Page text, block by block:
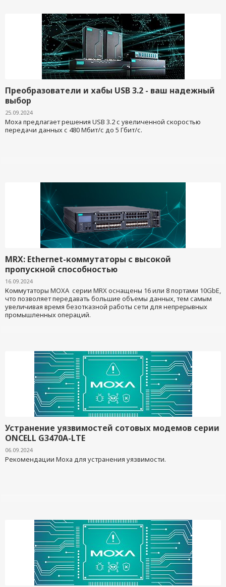
Преобразователи и хабы USB 3.2 - ваш надежный
выбор
25.09.2024
Moxa предлагает решения USB 3.2 с увеличенной скоростью
передачи данных с 480 Мбит/с до 5 Гбит/с.
MRX: Ethernet-коммутаторы с высокой
пропускной способностью
16.09.2024
Коммутаторы MOXA серии MRX оснащены 16 или 8 портами 10GbE,
что позволяет передавать большие объемы данных, тем самым
увеличивая время безотказной работы сети для непрерывных
промышленных операций.
Устранение уязвимостей сотовых модемов серии
ONCELL G3470A-LTE
06.09.2024
Рекомендации Moxa для устранения уязвимости.